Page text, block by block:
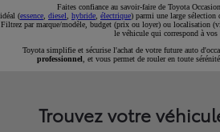
Faites confiance au savoir-faire de Toyota
idéal (essence diesel hybride électrique) parmi une large sélection
Filtrez par marque/modèle, budget (prix ou loyer) ou localisation
le véhicule qui correspond à vos
Toyota simplifie et sécurise l'achat de votre future auto
professionnel , et vous permet de rouler en toute
Trouvez votre